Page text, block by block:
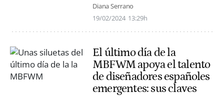
Diana Serrano
19/02/2024 13:29h
El último día de la
MBFWM apoya el talento
de diseñadores españoles
emergentes: sus claves